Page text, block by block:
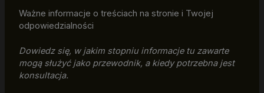
Ważne informacje o treściach na stronie i Twojej
odpowiedzialności
Dowiedz się, w jakim stopniu informacje tu zawarte
mogą służyć jako przewodnik, a kiedy potrzebna jest
konsultacja.